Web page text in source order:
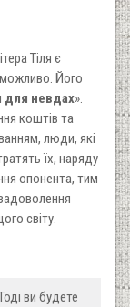
Тіля є
можливо. Його
для невдах».
коштів та
люди, які
їх, наряду
опонента, тим
світу.
ви будете